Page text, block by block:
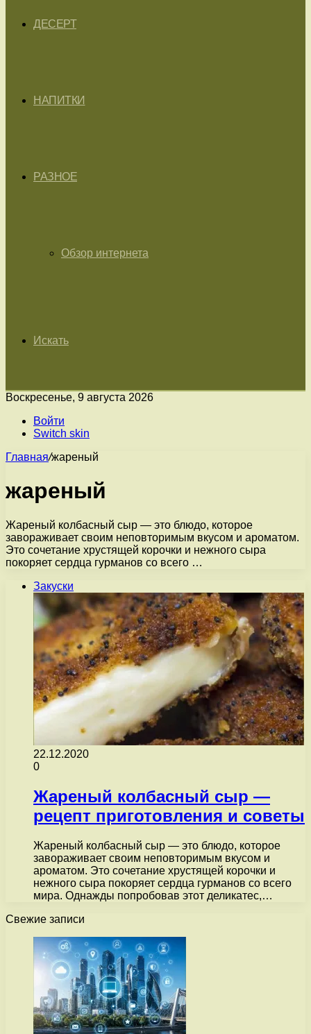
ДЕСЕРТ
НАПИТКИ
РАЗНОЕ
Обзор интернета
Искать
Воскресенье, 9 августа 2026
Войти
Switch skin
Главная/жареный
жареный
Жареный колбасный сыр — это блюдо, которое
завораживает своим неповторимым вкусом и ароматом.
Это сочетание хрустящей корочки и нежного сыра
покоряет сердца гурманов со всего …
Закуски
22.12.2020
0
Жареный колбасный сыр —
рецепт приготовления и советы
Жареный колбасный сыр — это блюдо, которое
завораживает своим неповторимым вкусом и
ароматом. Это сочетание хрустящей корочки и
нежного сыра покоряет сердца гурманов со всего
мира. Однажды попробовав этот деликатес,…
Свежие записи